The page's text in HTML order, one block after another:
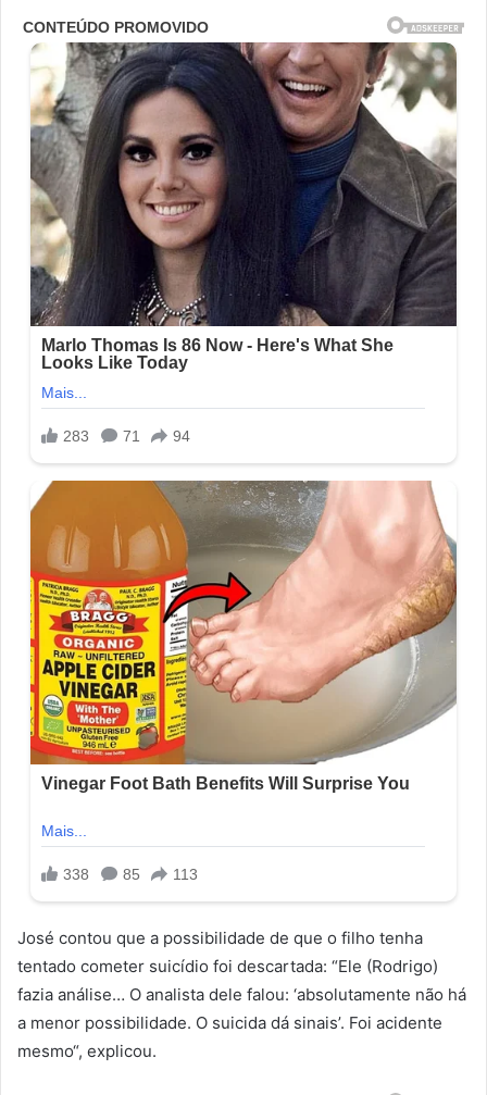
José contou que a possibilidade de que o filho tenha
tentado cometer suicídio foi descartada: “Ele (Rodrigo)
fazia análise… O analista dele falou: ‘absolutamente não há
a menor possibilidade. O suicida dá sinais’. Foi acidente
mesmo“, explicou.